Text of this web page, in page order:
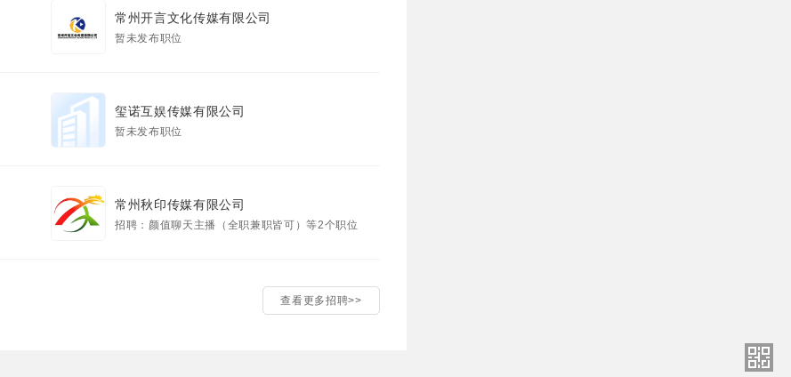
常州开言文化传媒有限公司
暂未发布职位
玺诺互娱传媒有限公司
暂未发布职位
常州秋印传媒有限公司
招聘：颜值聊天主播（全职兼职皆可）等2个职位
查看更多招聘>>